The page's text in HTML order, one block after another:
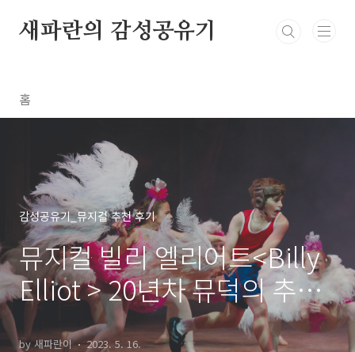
새파란의 감성공유기
홈
감성공유기_뮤지컬 추천 후기
뮤지컬 빌리 엘리어트<Billy
Elliot > 20년차 뮤덕의 추천
후기 좌석 예매
by 새파란이 2023. 5. 16.